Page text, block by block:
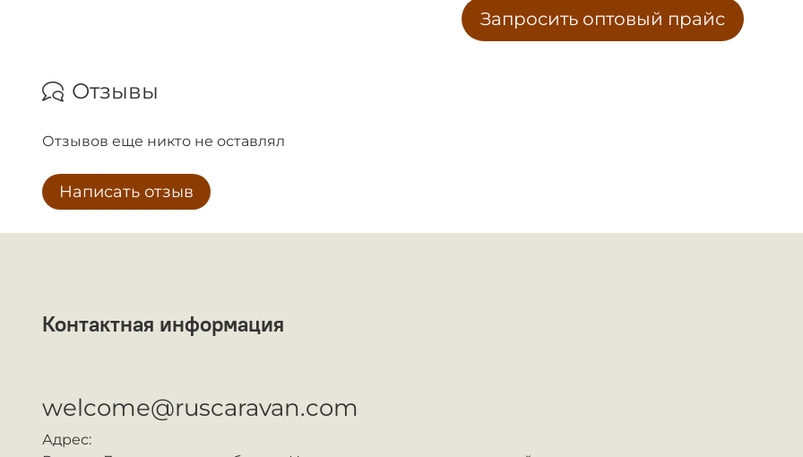
Запросить оптовый прайс
Отзывы
Отзывов еще никто не оставлял
Написать отзыв
Контактная информация
welcome@ruscaravan.com
Адрес: